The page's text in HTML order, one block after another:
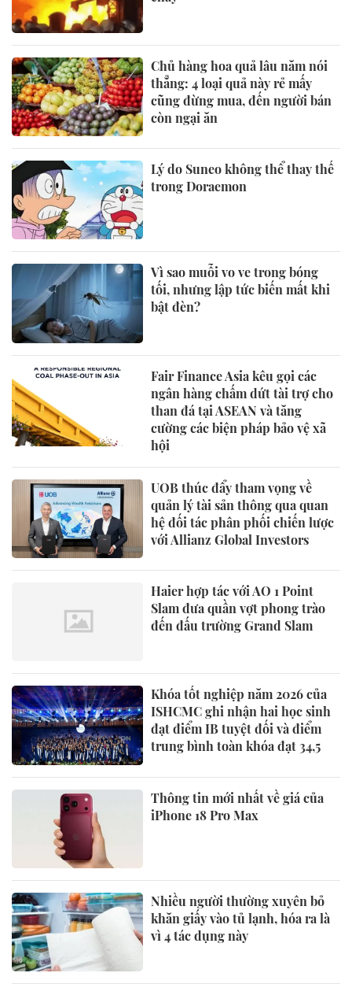
Chủ hàng hoa quả lâu năm nói
thẳng: 4 loại quả này rẻ mấy
cũng đừng mua, đến người bán
còn ngại ăn
Lý do Suneo không thể thay thế
trong Doraemon
Vì sao muỗi vo ve trong bóng
tối, nhưng lập tức biến mất khi
bật đèn?
Fair Finance Asia kêu gọi các
ngân hàng chấm dứt tài trợ cho
than đá tại ASEAN và tăng
cường các biện pháp bảo vệ xã
hội
UOB thúc đẩy tham vọng về
quản lý tài sản thông qua quan
hệ đối tác phân phối chiến lược
với Allianz Global Investors
Haier hợp tác với AO 1 Point
Slam đưa quần vợt phong trào
đến đấu trường Grand Slam
Khóa tốt nghiệp năm 2026 của
ISHCMC ghi nhận hai học sinh
đạt điểm IB tuyệt đối và điểm
trung bình toàn khóa đạt 34,5
Thông tin mới nhất về giá của
iPhone 18 Pro Max
Nhiều người thường xuyên bỏ
khăn giấy vào tủ lạnh, hóa ra là
vì 4 tác dụng này